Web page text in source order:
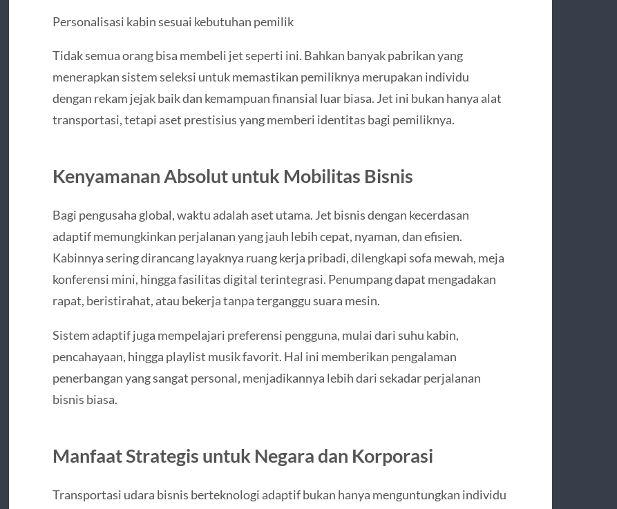
Personalisasi kabin sesuai kebutuhan pemilik
Tidak semua orang bisa membeli jet seperti ini. Bahkan banyak pabrikan yang
menerapkan sistem seleksi untuk memastikan pemiliknya merupakan individu
dengan rekam jejak baik dan kemampuan finansial luar biasa. Jet ini bukan hanya alat
transportasi, tetapi aset prestisius yang memberi identitas bagi pemiliknya.
Kenyamanan Absolut untuk Mobilitas Bisnis
Bagi pengusaha global, waktu adalah aset utama. Jet bisnis dengan kecerdasan
adaptif memungkinkan perjalanan yang jauh lebih cepat, nyaman, dan efisien.
Kabinnya sering dirancang layaknya ruang kerja pribadi, dilengkapi sofa mewah, meja
konferensi mini, hingga fasilitas digital terintegrasi. Penumpang dapat mengadakan
rapat, beristirahat, atau bekerja tanpa terganggu suara mesin.
Sistem adaptif juga mempelajari preferensi pengguna, mulai dari suhu kabin,
pencahayaan, hingga playlist musik favorit. Hal ini memberikan pengalaman
penerbangan yang sangat personal, menjadikannya lebih dari sekadar perjalanan
bisnis biasa.
Manfaat Strategis untuk Negara dan Korporasi
Transportasi udara bisnis berteknologi adaptif bukan hanya menguntungkan individu